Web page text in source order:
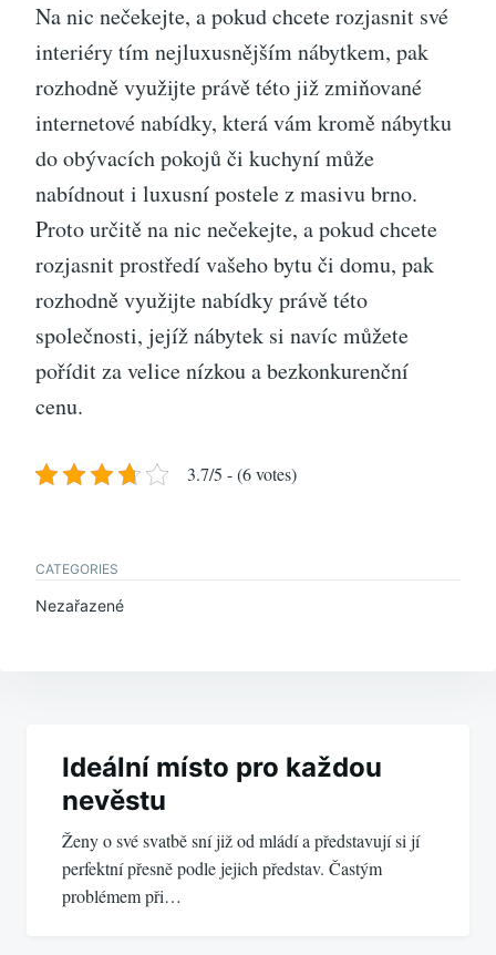
Na nic nečekejte, a pokud chcete rozjasnit své
interiéry tím nejluxusnějším nábytkem, pak
rozhodně využijte právě této již zmiňované
internetové nabídky, která vám kromě nábytku
do obývacích pokojů či kuchyní může
nabídnout i luxusnípostele z masivu brno.
Proto určitě na nic nečekejte, a pokud chcete
rozjasnit prostředí vašeho bytu či domu, pak
rozhodně využijte nabídky právě této
společnosti, jejíž nábytek si navíc můžete
pořídit za velice nízkou a bezkonkurenční
cenu.
3.7/5 - (6 votes)
CATEGORIES
Nezařazené
pro
příspěvek
Ideální místo pro každou
nevěstu
Ženy o své svatbě sní již od mládí a představují si jí
perfektní přesně podle jejich představ. Častým
problémem při…